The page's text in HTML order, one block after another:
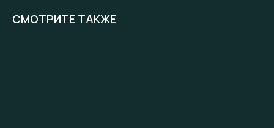
СМОТРИТЕ ТАКЖЕ